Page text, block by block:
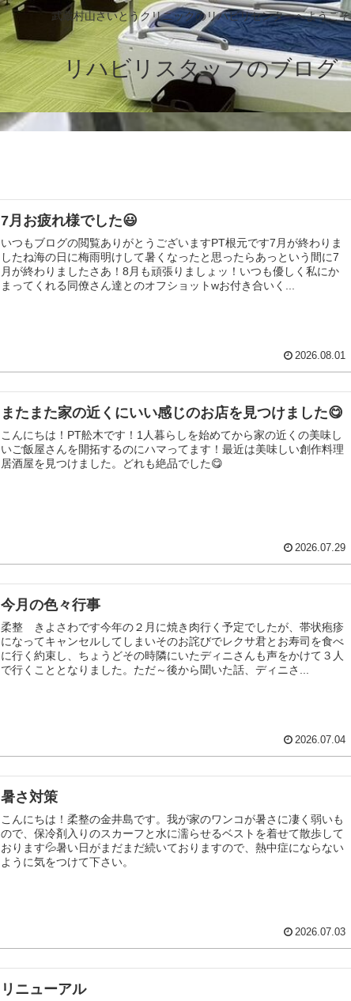
武蔵村山さいとうクリニックのリハビリセンターへようこそ
リハビリスタッフのブログ
7月お疲れ様でした😃
いつもブログの閲覧ありがとうございますPT根元です7月が終わりま
したね海の日に梅雨明けして暑くなったと思ったらあっという間に7
月が終わりましたさあ！8月も頑張りましょッ！いつも優しく私にか
まってくれる同僚さん達とのオフショットwお付き合いく...
2026.08.01
またまた家の近くにいい感じのお店を見つけました😋
こんにちは！PT舩木です！1人暮らしを始めてから家の近くの美味し
いご飯屋さんを開拓するのにハマってます！最近は美味しい創作料理
居酒屋を見つけました。どれも絶品でした😋
2026.07.29
今月の色々行事
柔整 きよさわです今年の２月に焼き肉行く予定でしたが、帯状疱疹
になってキャンセルしてしまいそのお詫びでレクサ君とお寿司を食べ
に行く約束し、ちょうどその時隣にいたディニさんも声をかけて３人
で行くこととなりました。ただ～後から聞いた話、ディニさ...
2026.07.04
暑さ対策
こんにちは！柔整の金井島です。我が家のワンコが暑さに凄く弱いも
ので、保冷剤入りのスカーフと水に濡らせるベストを着せて散歩して
おります💦暑い日がまだまだ続いておりますので、熱中症にならない
ように気をつけて下さい。
2026.07.03
リニューアル